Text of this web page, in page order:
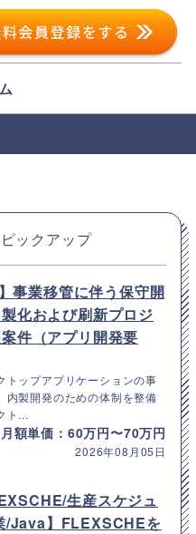
ピックアップ
】事業移管に伴う保守開
化および刷新プロジ
件（アプリ開発要
トップアプリケーションの事
内製開発のための体制を整備
ト...
月額単価：60万円〜70万円
2026年08月05日
生産スケジュ
/Java】FLEXSCHEを